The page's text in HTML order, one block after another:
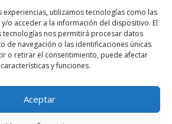
experiencias, utilizamos tecnologías como las
o acceder a la información del dispositivo. El
tecnologías nos permitirá procesar datos
de navegación o las identificaciones únicas
o retirar el consentimiento, puede afectar
y funciones.
Aceptar
with
with
Via Wallets